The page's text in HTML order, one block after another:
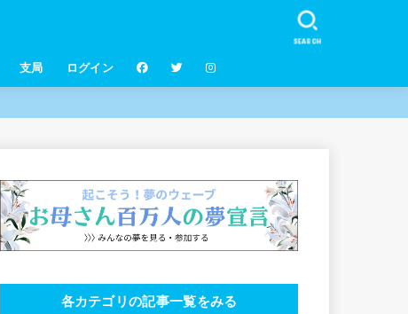
支局 ログイン
SEARCH
各カテゴリの記事一覧をみる